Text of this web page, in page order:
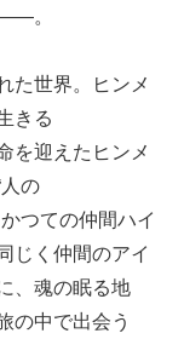
。
た世界。ヒンメ
きる
を迎えたヒンメ
の
つての仲間ハイ
じく仲間のアイ
、魂の眠る地
の中で出会う